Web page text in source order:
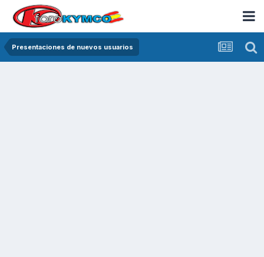
Presentaciones de nuevos usuarios